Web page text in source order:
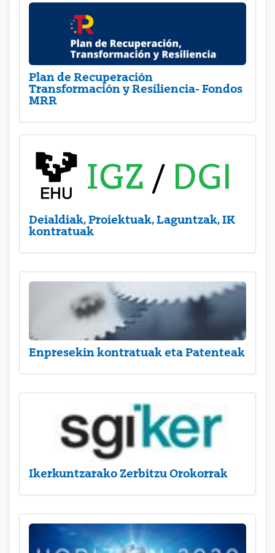
Plan de Recuperación
Transformación y Resiliencia- Fondos
MRR
Deialdiak, Proiektuak, Laguntzak, IK
kontratuak
Enpresekin kontratuak eta Patenteak
Ikerkuntzarako Zerbitzu Orokorrak